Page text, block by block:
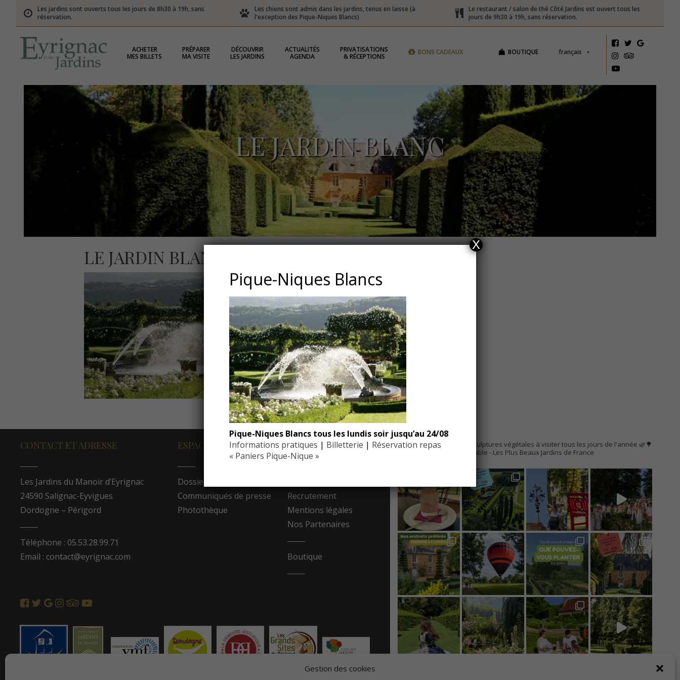
Gestion des cookies
Les jardins sont ouverts tous les jours de 8h30 à 19h, sans
réservation.
Les chiens sont admis dans les jardins, tenus en laisse (à
l'exception des Pique-Niques Blancs)
Le restaurant / salon de thé Côté Jardins est ouvert tous les
jours de 9h30 à 19h, sans réservation.
ACHETER
MES BILLETS
PRÉPARER
MA VISITE
DÉCOUVRIR
LES JARDINS
ACTUALITÉS
AGENDA
PRIVATISATIONS
& RÉCEPTIONS
français
BOUTIQUE
BONS CADEAUX
LE JARDIN BLANC
LE JARDIN BLANC
CONTACT ET ADRESSE
Les Jardins du Manoir d’Eyrignac
24590 Salignac-Eyvigues
Dordogne – Périgord
Téléphone : 05.53.28.99.71
Email : contact@eyrignac.com
ESPACE PRESSE
Dossier de presse
Communiqués de presse
Photothèque
Recrutement
Mentions légales
Nos Partenaires
Boutique
EYRIGNAC
10 hectares de sculptures végétales à visiter tous les jours de l'année 🌿🌳
- Jardin Remarquable- Les Plus Beaux Jardins de France
Pique-Niques Blancs
Pique-Niques Blancs tous les lundis soir jusqu’au 24/08
Informations pratiques | Billetterie | Réservation repas
« Paniers Pique-Nique »
X